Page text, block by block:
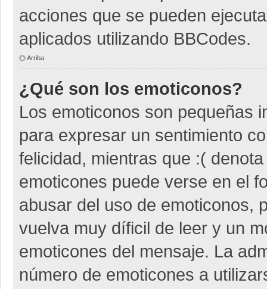
acciones que se pueden
aplicados utilizando BBCodes.
Arriba
¿Qué son los emoticonos?
Los emoticonos son pequeñas
para expresar un sentimiento
felicidad, mientras que :(
emoticones puede verse en el
abusar del uso de emoticonos,
vuelva muy díficil de leer y un
emoticones del mensaje. La
número de emoticones a